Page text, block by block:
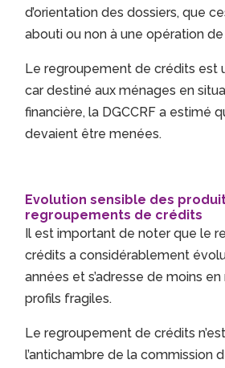
d’orientation des dossiers, que
abouti ou non à une opération
Le regroupement de crédits est
car destiné aux ménages en
financière, la DGCCRF a estimé
devaient être menées.
Evolution sensible des
regroupements de crédits
Il est important de noter que le
crédits a considérablement
années et s’adresse de moins
profils fragiles.
Le regroupement de crédits
l’antichambre de la commission